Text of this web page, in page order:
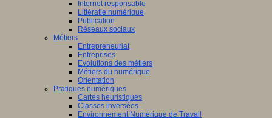
Internet responsable
Littératie numérique
Publication
Réseaux sociaux
Métiers
Entrepreneuriat
Entreprises
Evolutions des métiers
Métiers du numérique
Orientation
Pratiques numériques
Cartes heuristiques
Classes inversées
Environnement Numérique de Travail